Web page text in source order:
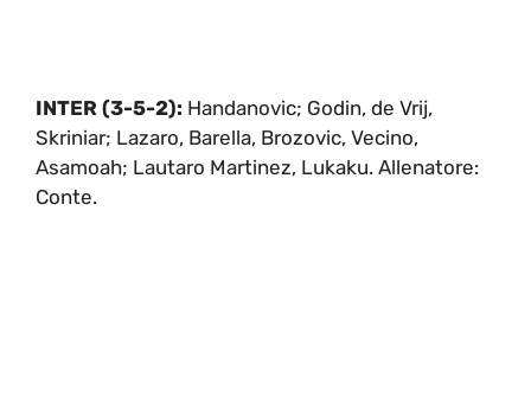
INTER (3-5-2): Handanovic; Godin, de Vrij,
Skriniar; Lazaro, Barella, Brozovic, Vecino,
Asamoah; Lautaro Martinez, Lukaku. Allenatore:
Conte.